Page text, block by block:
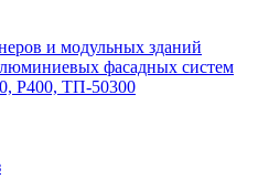
и модульных зданий
фасадных систем
Р400, ТП-50300